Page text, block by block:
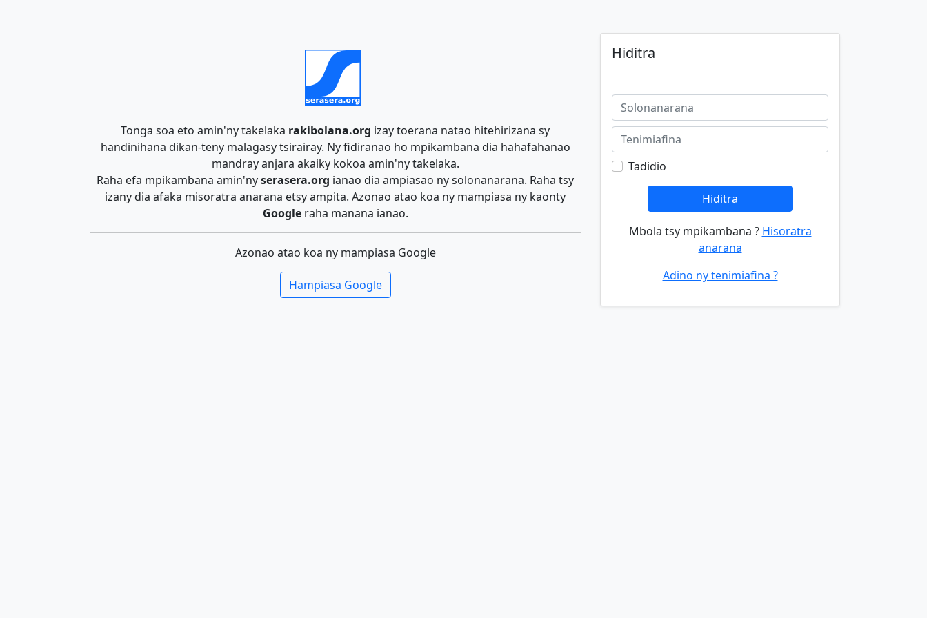
Tonga soa eto amin'ny takelaka rakibolana.org izay toerana natao hitehirizana sy
handinihana dikan-teny malagasy tsirairay. Ny fidiranao ho mpikambana dia hahafahanao
mandray anjara akaiky kokoa amin'ny takelaka.
Raha efa mpikambana amin'nyserasera.org ianao dia ampiasao ny solonanarana. Raha tsy
izany dia afaka misoratra anarana etsy ampita. Azonao atao koa ny mampiasa ny kaonty
Googleraha manana ianao.
Azonao atao koa ny mampiasa Google
Hampiasa Google
Hiditra
Tadidio
Hiditra
Mbola tsy mpikambana ? Hisoratra
anarana
Adino ny tenimiafina ?